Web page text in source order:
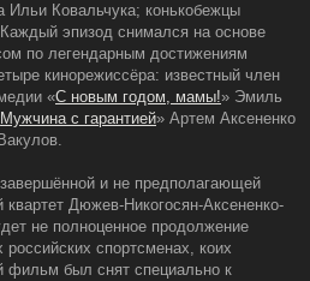
Ильи Ковальчука; конькобежцы
эпизод снимался на основе
по легендарным достижениям
кинорежиссёра: известный член
«С новым годом, мамы!» Эмиль
Мужчина с гарантией» Артем Аксененко
и не предполагающей
Дюжев-Никогосян-Аксененко-
не полноценное продолжение
спортсменах, коих
фильм был снят специально к